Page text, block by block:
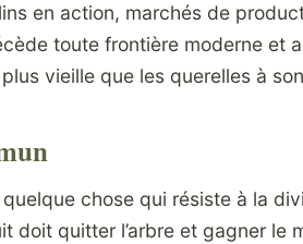
en action, marchés de
toute frontière moderne et
vieille que les querelles à
chose qui résiste à la
doit quitter l’arbre et gagner le